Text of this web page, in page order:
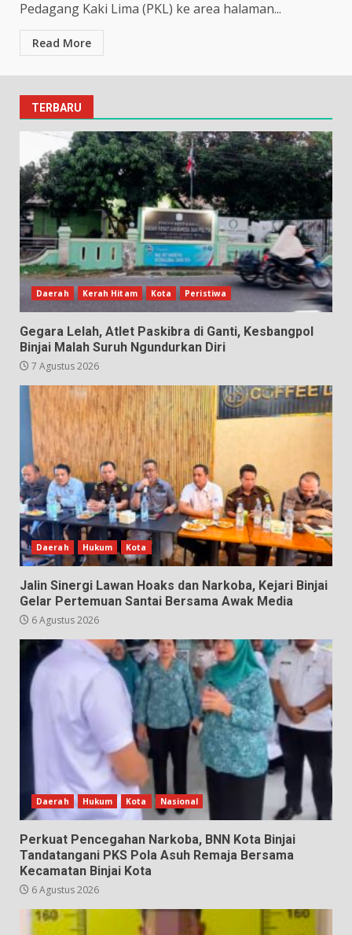
Pedagang Kaki Lima (PKL) ke area halaman...
Read More
TERBARU
Daerah Kerah Hitam Kota Peristiwa
Gegara Lelah, Atlet Paskibra di Ganti, Kesbangpol
Binjai Malah Suruh Ngundurkan Diri
7 Agustus 2026
Daerah Hukum Kota
Jalin Sinergi Lawan Hoaks dan Narkoba, Kejari Binjai
Gelar Pertemuan Santai Bersama Awak Media
6 Agustus 2026
Daerah Hukum Kota Nasional
Perkuat Pencegahan Narkoba, BNN Kota Binjai
Tandatangani PKS Pola Asuh Remaja Bersama
Kecamatan Binjai Kota
6 Agustus 2026